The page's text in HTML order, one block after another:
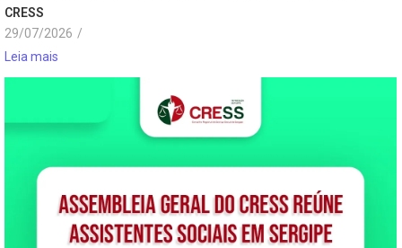
CRESS
29/07/2026 /
Leia mais